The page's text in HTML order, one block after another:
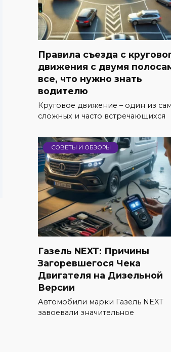
Правила съезда с
движения с двумя
все, что нужно знать
водителю
Круговое движение – один из
сложных и часто встречающихся
СОВЕТЫ И ОБЗОРЫ
Газель NEXT: Причины
Загоревшегося Чека
Двигателя на Дизельной
Версии
Автомобили марки Газель NEXT
завоевали значительное